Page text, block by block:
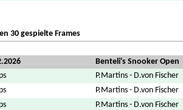
30 gespielte Frames
Benteli's Snooker Open
P.Martins - D.von Fischer
P.Martins - D.von Fischer
P.Martins - D.von Fischer